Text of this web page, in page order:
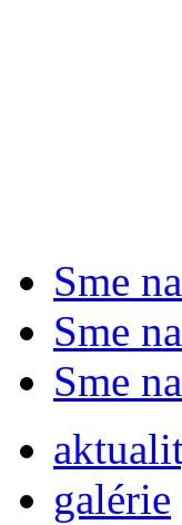
Sme
Sme
Sme
galérie